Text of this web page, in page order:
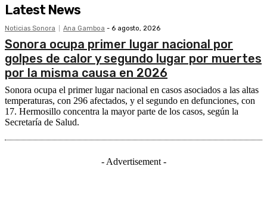
Latest News
Noticias Sonora Ana Gamboa - 6 agosto, 2026
Sonora ocupa primer lugar nacional por
golpes de calor y segundo lugar por muertes
por la misma causa en 2026
Sonora ocupa el primer lugar nacional en casos asociados a las altas
temperaturas, con 296 afectados, y el segundo en defunciones, con
17. Hermosillo concentra la mayor parte de los casos, según la
Secretaría de Salud.
- Advertisement -